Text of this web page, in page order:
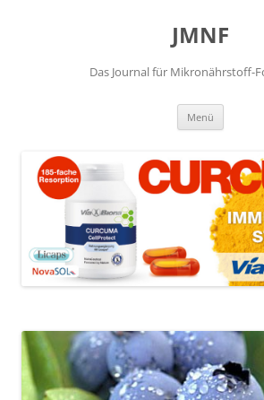
JMNF
Das Journal für Mikronährstoff-
Menü